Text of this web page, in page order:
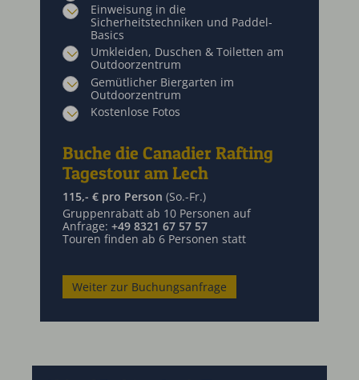
Einweisung in die
Sicherheitstechniken und Paddel-
Basics
Umkleiden, Duschen & Toiletten am
Outdoorzentrum
Gemütlicher Biergarten im
Outdoorzentrum
Kostenlose Fotos
Buche die Canadier Rafting
Tagestour am Lech
115,- € pro Person (So.-Fr.)
Gruppenrabatt ab 10 Personen auf
Anfrage: +49 8321 67 57 57
Touren finden ab 6 Personen statt
Weiter zur Buchungsanfrage